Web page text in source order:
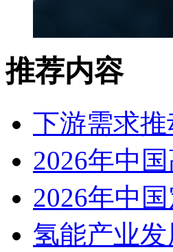
推荐内容
下游需求
2026年中
2026年中
氢能产业